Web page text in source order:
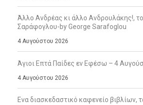
Άλλο Ανδρέας κι άλλο Ανδρουλάκης!,
Σαράφογλου-by George Sarafoglou
4 Αυγούστου 2026
Άγιοι Επτά Παίδες εν Εφέσω – 4
4 Αυγούστου 2026
Ενα διασκεδαστικό καφενείο βιβλίων,